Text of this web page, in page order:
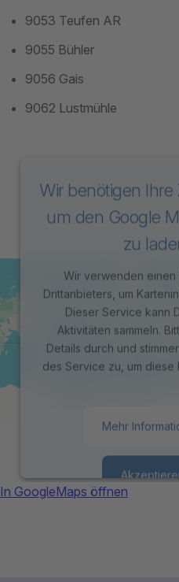
9053 Teufen AR
9055 Bühler
9056 Gais
9062 Lustmühle
Wir benötigen
um den Google
zu
Wir verwenden
Drittanbieters, um
Dieser Service kann
Aktivitäten sammeln.
Details durch und
des Service zu, um diese
Mehr
In GoogleMaps öffnen